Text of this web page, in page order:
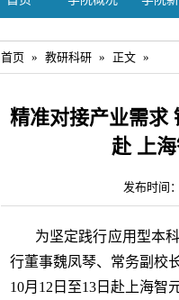
首页 » 教研科研 » 正文 »
精准对接产业需求
赴 上
发布时间
为坚定践行应用型本
行董事魏凤琴、常务副校
10月12日至13日赴上海智